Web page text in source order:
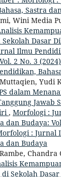
Sastra
Wini Media
Dasar
Ilmu
2 No. 3
Yudi
dalam
Jawab
, Morfologi :
dan Budaya:
: Jurnal
dan Budaya
Chandra
di Sekolah Dasar